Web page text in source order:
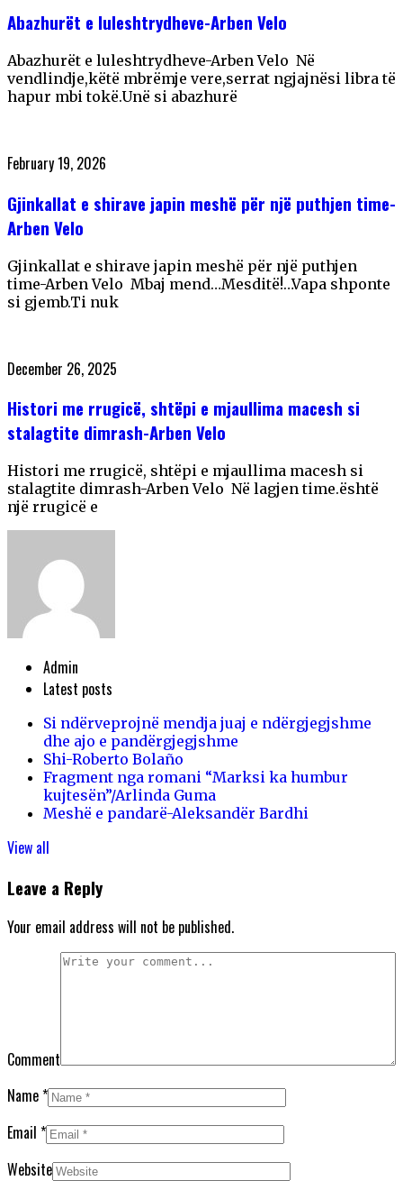
Abazhurët e luleshtrydheve-Arben Velo
Abazhurët e luleshtrydheve-Arben Velo Në
vendlindje,këtë mbrëmje vere,serrat ngjajnësi libra të
hapur mbi tokë.Unë si abazhurë
February 19, 2026
Gjinkallat e shirave japin meshë për një puthjen time-
Arben Velo
Gjinkallat e shirave japin meshë për një puthjen
time-Arben Velo Mbaj mend…Mesditë!…Vapa shponte
si gjemb.Ti nuk
December 26, 2025
Histori me rrugicë, shtëpi e mjaullima macesh si
stalagtite dimrash-Arben Velo
Histori me rrugicë, shtëpi e mjaullima macesh si
stalagtite dimrash-Arben Velo Në lagjen time.është
një rrugicë e
Admin
Latest posts
Si ndërveprojnë mendja juaj e ndërgjegjshme
dhe ajo e pandërgjegjshme
Shi-Roberto Bolaño
Fragment nga romani “Marksi ka humbur
kujtesën”/Arlinda Guma
Meshë e pandarë-Aleksandër Bardhi
View all
Leave a Reply
Your email address will not be published.
Comment
Name*
Email *
Website